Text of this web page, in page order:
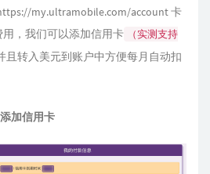
my.ultramobile.com/account卡
，我们可以添加信用卡
（实测支持
且转入美元到账户中方便每月自动扣
加信用卡